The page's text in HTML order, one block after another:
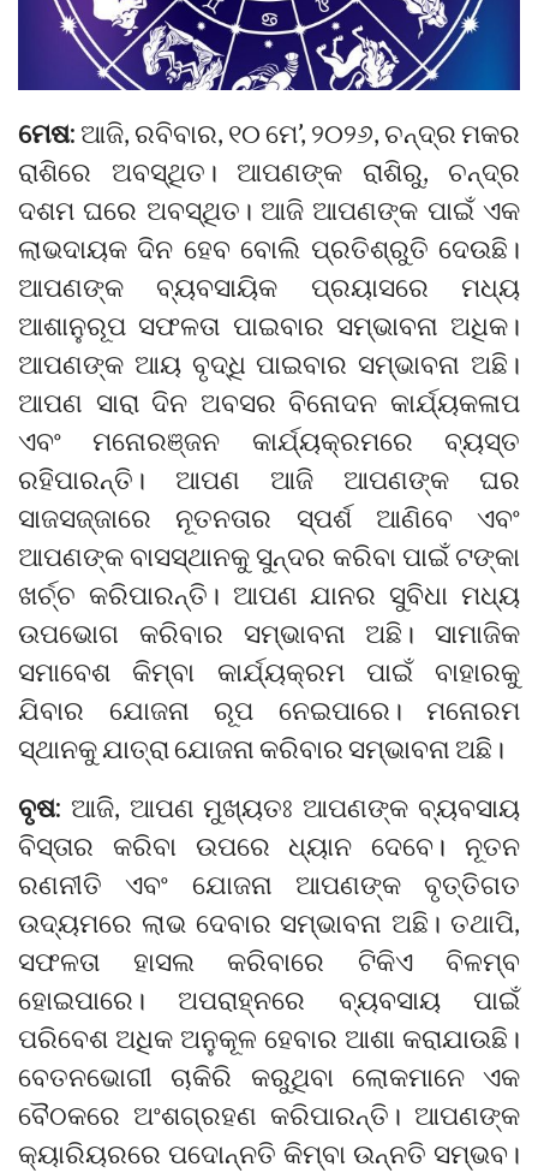
ମେଷ: ଆଜି, ରବିବାର, ୧୦ ମେ’, ୨୦୨୬, ଚନ୍ଦ୍ର ମକର
ରାଶିରେ ଅବସ୍ଥିତ। ଆପଣଙ୍କ ରାଶିରୁ, ଚନ୍ଦ୍ର
ଦଶମ ଘରେ ଅବସ୍ଥିତ। ଆଜି ଆପଣଙ୍କ ପାଇଁ ଏକ
ଲାଭଦାୟକ ଦିନ ହେବ ବୋଲି ପ୍ରତିଶ୍ରୁତି ଦେଉଛି।
ଆପଣଙ୍କ ବ୍ୟବସାୟିକ ପ୍ରୟାସରେ ମଧ୍ୟ
ଆଶାନୁରୂପ ସଫଳତା ପାଇବାର ସମ୍ଭାବନା ଅଧିକ।
ଆପଣଙ୍କ ଆୟ ବୃଦ୍ଧି ପାଇବାର ସମ୍ଭାବନା ଅଛି।
ଆପଣ ସାରା ଦିନ ଅବସର ବିନୋଦନ କାର୍ଯ୍ୟକଳାପ
ଏବଂ ମନୋରଞ୍ଜନ କାର୍ଯ୍ୟକ୍ରମରେ ବ୍ୟସ୍ତ
ରହିପାରନ୍ତି। ଆପଣ ଆଜି ଆପଣଙ୍କ ଘର
ସାଜସଜ୍ଜାରେ ନୂତନତାର ସ୍ପର୍ଶ ଆଣିବେ ଏବଂ
ଆପଣଙ୍କ ବାସସ୍ଥାନକୁ ସୁନ୍ଦର କରିବା ପାଇଁ ଟଙ୍କା
ଖର୍ଚ୍ଚ କରିପାରନ୍ତି। ଆପଣ ଯାନର ସୁବିଧା ମଧ୍ୟ
ଉପଭୋଗ କରିବାର ସମ୍ଭାବନା ଅଛି। ସାମାଜିକ
ସମାବେଶ କିମ୍ବା କାର୍ଯ୍ୟକ୍ରମ ପାଇଁ ବାହାରକୁ
ଯିବାର ଯୋଜନା ରୂପ ନେଇପାରେ। ମନୋରମ
ସ୍ଥାନକୁ ଯାତ୍ରା ଯୋଜନା କରିବାର ସମ୍ଭାବନା ଅଛି।
ବୃଷ: ଆଜି, ଆପଣ ମୁଖ୍ୟତଃ ଆପଣଙ୍କ ବ୍ୟବସାୟ
ବିସ୍ତାର କରିବା ଉପରେ ଧ୍ୟାନ ଦେବେ। ନୂତନ
ରଣନୀତି ଏବଂ ଯୋଜନା ଆପଣଙ୍କ ବୃତ୍ତିଗତ
ଉଦ୍ୟମରେ ଲାଭ ଦେବାର ସମ୍ଭାବନା ଅଛି। ତଥାପି,
ସଫଳତା ହାସଲ କରିବାରେ ଟିକିଏ ବିଳମ୍ବ
ହୋଇପାରେ। ଅପରାହ୍ନରେ ବ୍ୟବସାୟ ପାଇଁ
ପରିବେଶ ଅଧିକ ଅନୁକୂଳ ହେବାର ଆଶା କରାଯାଉଛି।
ବେତନଭୋଗୀ ଚାକିରି କରୁଥିବା ଲୋକମାନେ ଏକ
ବୈଠକରେ ଅଂଶଗ୍ରହଣ କରିପାରନ୍ତି। ଆପଣଙ୍କ
କ୍ୟାରିୟରରେ ପଦୋନ୍ନତି କିମ୍ବା ଉନ୍ନତି ସମ୍ଭବ।